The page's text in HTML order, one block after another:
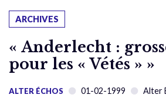
ARCHIVES
« Anderlecht :
pour les « Vétés » »
ALTER ÉCHOS 01-02-1999 Alter